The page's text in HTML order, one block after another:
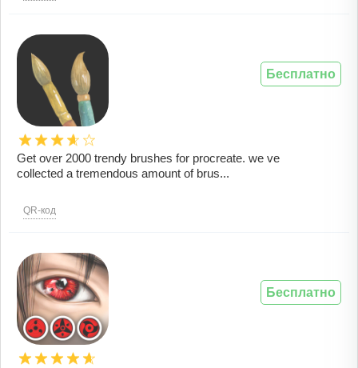
Get over 2000 trendy brushes for procreate. we ve
collected a tremendous amount of brus...
QR-код
Бесплатно
Бесплатно